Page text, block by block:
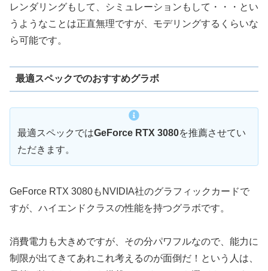
レンダリングもして、シミュレーションもして・・・とい
うようなことは正直無理ですが、モデリングするくらいな
ら可能です。
最適スペックでのおすすめグラボ
最適スペックではGeForce RTX 3080を推薦させてい
ただきます。
GeForce RTX 3080もNVIDIA社のグラフィックカードで
すが、ハイエンドクラスの性能を持つグラボです。
消費電力も大きめですが、その分パワフルなので、能力に
制限が出てきてあれこれ考えるのが面倒だ！という人は、